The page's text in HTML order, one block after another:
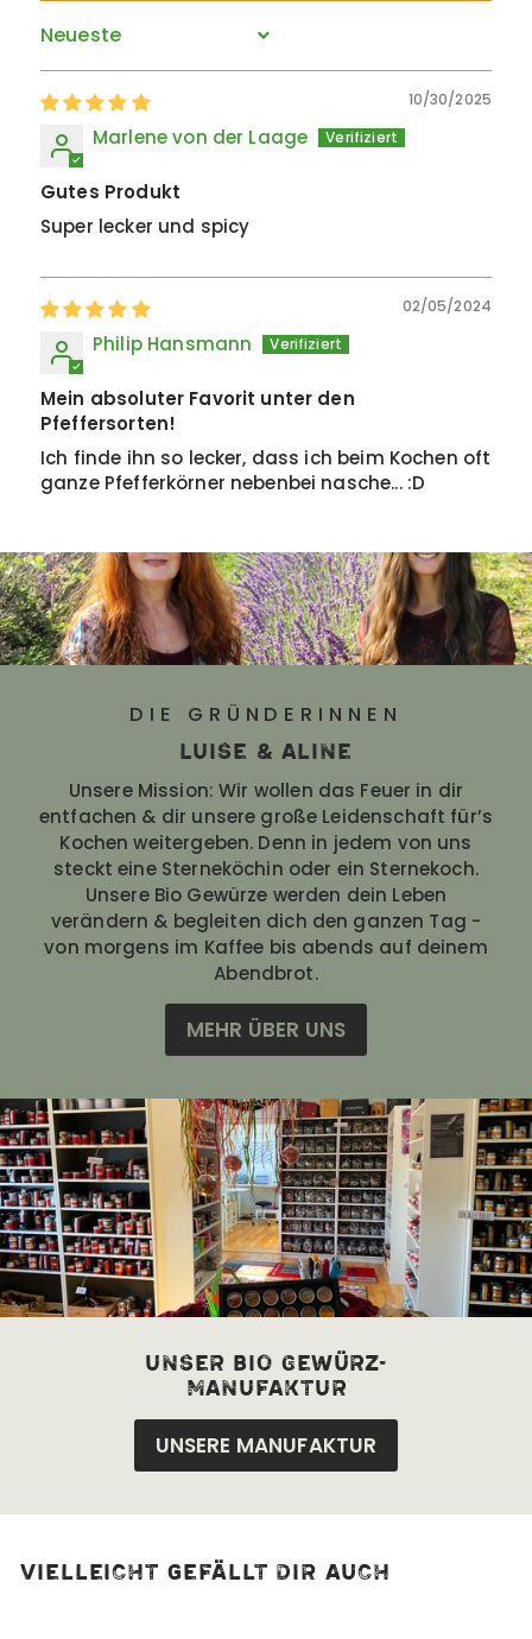
Sort by
10/30/2025
Marlene von der Laage
Gutes Produkt
Super lecker und spicy
02/05/2024
Philip Hansmann
Mein absoluter Favorit unter den
Pfeffersorten!
Ich finde ihn so lecker, dass ich beim Kochen oft
ganze Pfefferkörner nebenbei nasche... :D
DIE GRÜNDERINNEN
luise & aline
Unsere Mission: Wir wollen das Feuer in dir
entfachen & dir unsere große Leidenschaft für’s
Kochen weitergeben. Denn in jedem von uns
steckt eine Sterneköchin oder ein Sternekoch.
Unsere Bio Gewürze werden dein Leben
verändern & begleiten dich den ganzen Tag -
von morgens im Kaffee bis abends auf deinem
Abendbrot.
MEHR ÜBER UNS
unser bio Gewürz-
manufaktur
UNSERE MANUFAKTUR
Vielleicht gefällt dir auch